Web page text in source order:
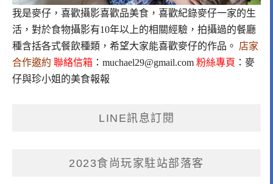
我是麥仔，喜歡攝影喜歡品美食，喜歡紀錄麥仔一家的生
活，對於食物攝影有10年以上的相關經驗，拍攝過的餐廳
種含括各式餐飲種類，希望大家能喜歡麥仔的作品。 店家
合作邀約 聯絡信箱 ： muchael29@gmail.com 粉絲專頁 ： 麥
仔與珍小姐的美食報報
LINE訊息訂閱
2023食尚玩家駐站部落客